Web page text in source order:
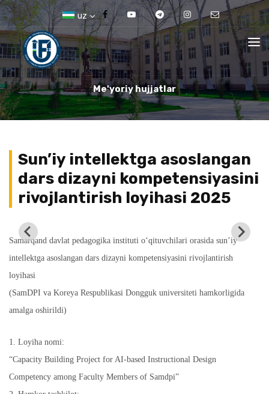
uz
Me'yoriy hujjatlar
Sun’iy intellektga asoslangan
dars dizayni kompetensiyasini
rivojlantirish loyihasi 2025
Samarqand davlat pedagogika instituti o‘qituvchilari orasida sun’iy
intellektga asoslangan dars dizayni kompetensiyasini rivojlantirish
loyihasi
(SamDPI va Koreya Respublikasi Dongguk universiteti hamkorligida
amalga oshirildi)
1. Loyiha nomi:
“Capacity Building Project for AI-based Instructional Design
Competency among Faculty Members of Samdpi”